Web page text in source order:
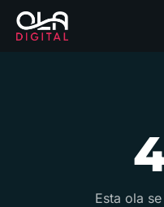
Esta ola